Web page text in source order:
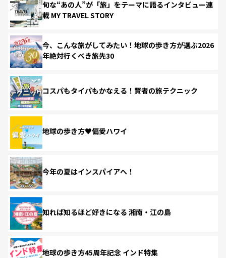
旬な“あの人”が「旅」をテーマに語るインタビュー連
載 MY TRAVEL STORY
今、こんな旅がしてみたい！地球の歩き方が選ぶ2026
年絶対行くべき旅先30
コスパもタイパもかなえる！賢者の旅テクニック
地球の歩き方♥偏愛ハワイ
今年の夏はインスパイアへ！
知れば知るほど好きになる 湘南・江の島
地球の歩き方45周年記念 インド特集